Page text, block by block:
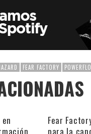
FEAR FACTORY POWERFLO
Fear
para la